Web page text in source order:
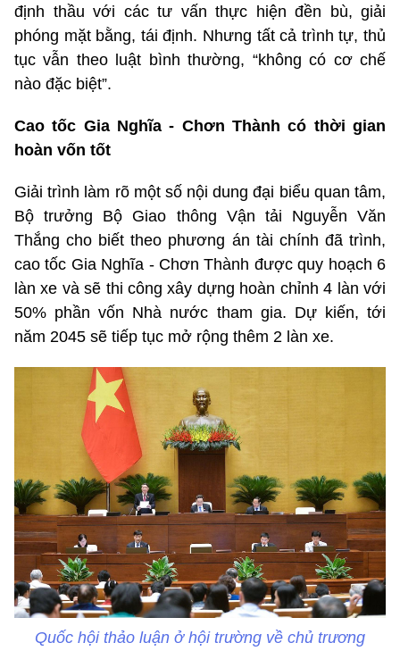
định thầu với các tư vấn thực hiện đền bù, giải
phóng mặt bằng, tái định. Nhưng tất cả trình tự, thủ
tục vẫn theo luật bình thường, “không có cơ chế
nào đặc biệt”.
Cao tốc Gia Nghĩa - Chơn Thành có thời gian
hoàn vốn tốt
Giải trình làm rõ một số nội dung đại biểu quan tâm,
Bộ trưởng Bộ Giao thông Vận tải Nguyễn Văn
Thắng cho biết theo phương án tài chính đã trình,
cao tốc Gia Nghĩa - Chơn Thành được quy hoạch 6
làn xe và sẽ thi công xây dựng hoàn chỉnh 4 làn với
50% phần vốn Nhà nước tham gia. Dự kiến, tới
năm 2045 sẽ tiếp tục mở rộng thêm 2 làn xe.
Quốc hội thảo luận ở hội trường về chủ trương